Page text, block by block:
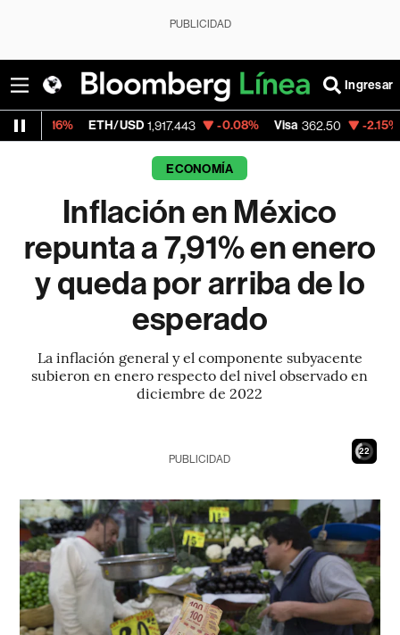
PUBLICIDAD
Ingresar
ETH/USD 1,917.443 -0.08% Visa 362.50 -2.15%
ECONOMÍA
Inflación en México
repunta a 7,91% en enero
y queda por arriba de lo
esperado
La inflación general y el componente subyacente
subieron en enero respecto del nivel observado en
diciembre de 2022
21
PUBLICIDAD